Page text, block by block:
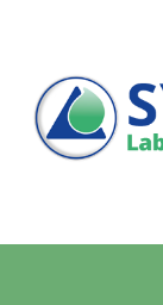
LISTE DES